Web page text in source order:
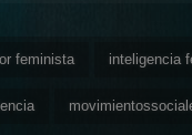
feminista inteligencia